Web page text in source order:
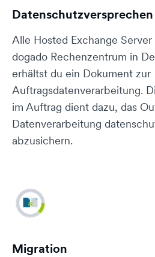
Daten­schutz­ver­sprechen
Alle Hosted Exchange
dogado Rechenzentrum in
erhältst du ein Dokument zur
Auftragsdatenverarbeitung.
im Auftrag dient dazu, das
Datenverarbeitung
abzusichern.
Migration